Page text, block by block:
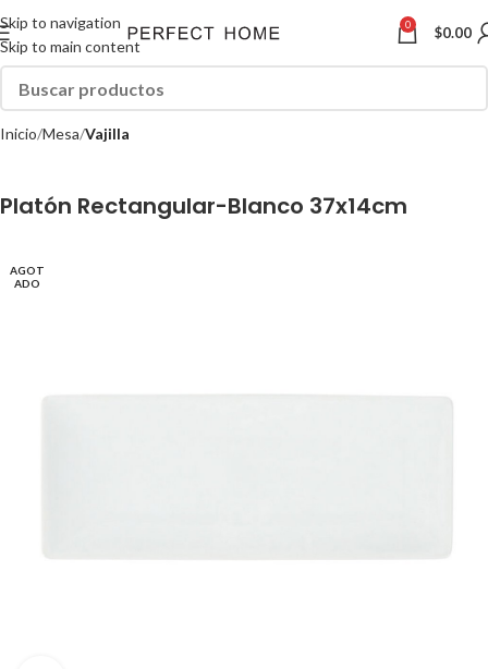
Skip to navigation
Skip to main content
0 $0.00
Inicio Mesa Vajilla
Platón Rectangular-Blanco 37x14cm
AGOT
ADO